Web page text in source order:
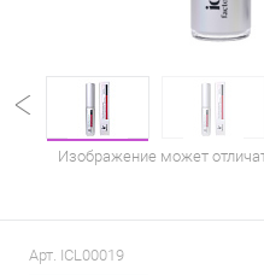
Изображение может
Арт. ICL00019